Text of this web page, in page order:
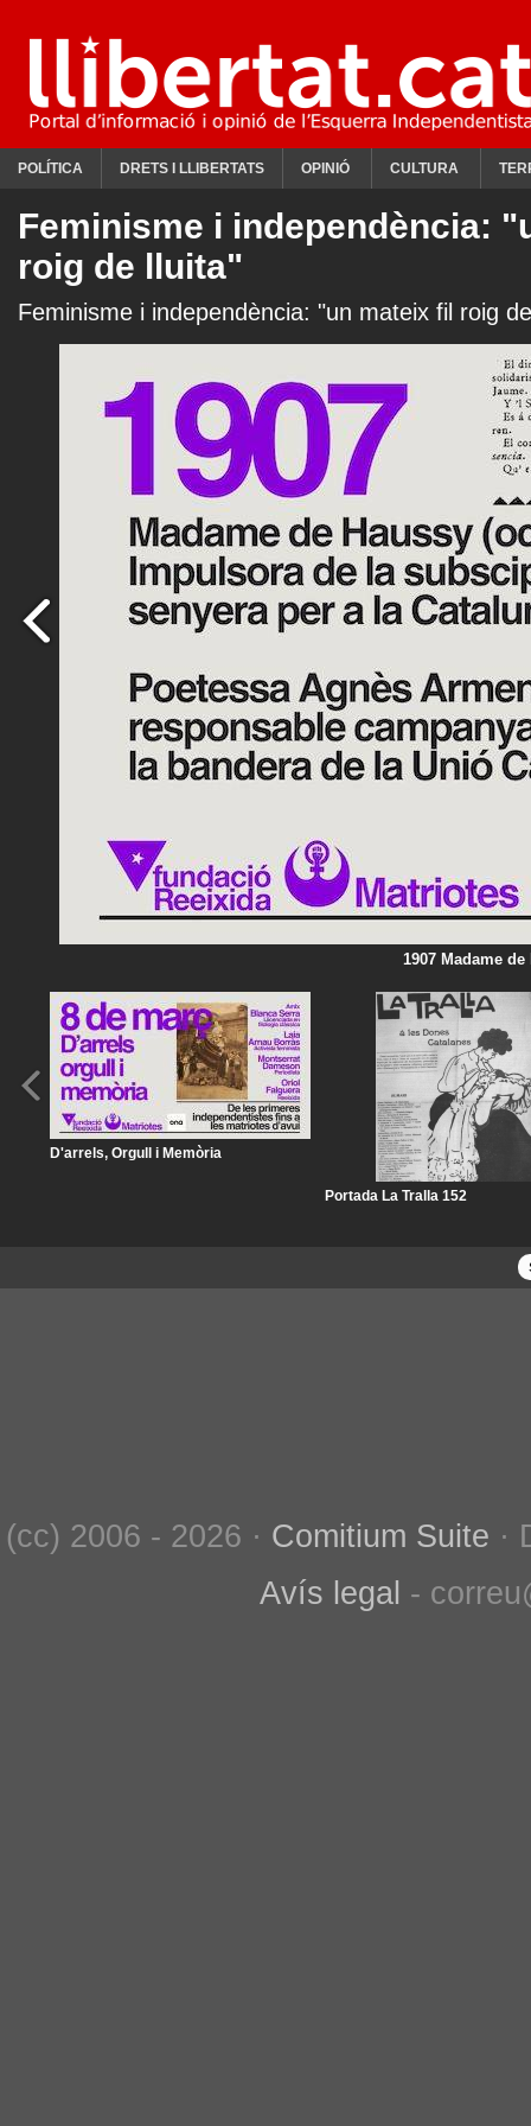
POLÍTICA DRETS I LLIBERTATS OPINIÓ CULTURA
Feminisme i independència:
roig de lluita"
Feminisme i independència: "un mateix fil roig
1907 Madame
D'arrels, Orgull i Memòria
Portada La Tralla 152
(cc) 2006 - 2026 · Comitium Suite ·
Avís legal -